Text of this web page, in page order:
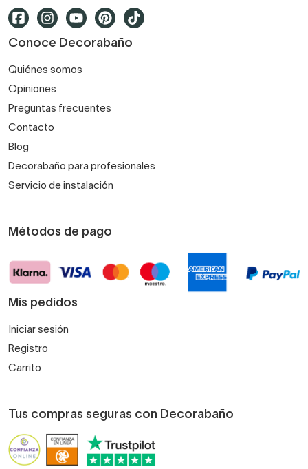
Conoce Decorabaño
Quiénes somos
Opiniones
Preguntas frecuentes
Contacto
Blog
Decorabaño para profesionales
Servicio de instalación
Métodos de pago
Mis pedidos
Iniciar sesión
Registro
Carrito
Tus compras seguras con Decorabaño